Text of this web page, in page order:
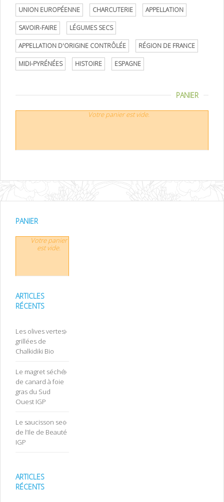
UNION EUROPÉENNE CHARCUTERIE APPELLATION
SAVOIR-FAIRE LÉGUMES SECS
APPELLATION D'ORIGINE CONTRÔLÉE RÉGION DE FRANCE
MIDI-PYRÉNÉES HISTOIRE ESPAGNE
PANIER
Votre panier est vide.
PANIER
Votre panier
est vide.
ARTICLES
RÉCENTS
Les olives vertes
grillées de
Chalkidiki Bio
Le magret séché
de canard à foie
gras du Sud
Ouest IGP
Le saucisson sec
de l’Ile de Beauté
IGP
ARTICLES
RÉCENTS